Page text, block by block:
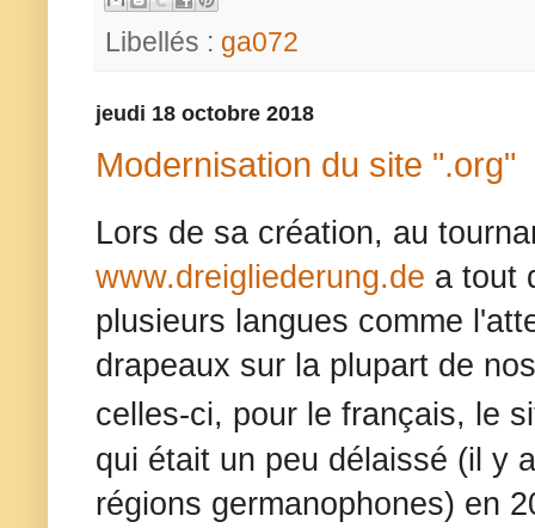
Libellés : ga072
jeudi 18 octobre 2018
Modernisation du site ".org"
Lors de sa création, au
www.dreigliederung.de a tout
plusieurs langues comme
drapeaux sur la plupart de
celles-ci, pour le français, le
qui était un peu délaissé (il y
régions germanophones) en